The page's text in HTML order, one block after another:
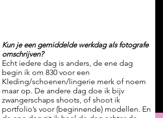
Kun je een gemiddelde werkdag als fotografe
omschrijven?
Echt iedere dag is anders, de ene dag
begin ik om 830 voor een
Kleding/schoenen/lingerie merk of noem
maar op. De andere dag doe ik bijv
zwangerschaps shoots, of shoot ik
portfolio’s voor (beginnende) modellen. En